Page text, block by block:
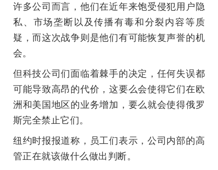
机
许多公司而言，他们在近年来饱受侵犯用户隐
私、市场垄断以及传播有毒和分裂内容等质
疑，而这次战争则是他们有可能恢复声誉的机
会。
但科技公司们面临着棘手的决定，任何失误都
可能导致高昂的代价，这要么会使得它们在欧
洲和美国地区的业务增加，要么就会使得俄罗
斯完全禁止它们。
纽约时报报道称，员工们表示，公司内部的高
管正在就该做什么做出判断。